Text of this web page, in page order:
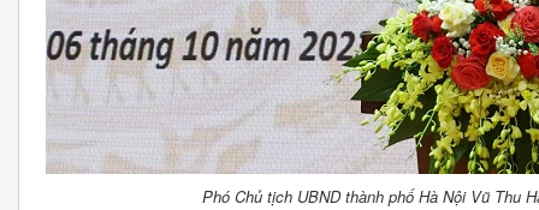
Phó Chủ tịch UBND thành phố Hà Nội Vũ Thu